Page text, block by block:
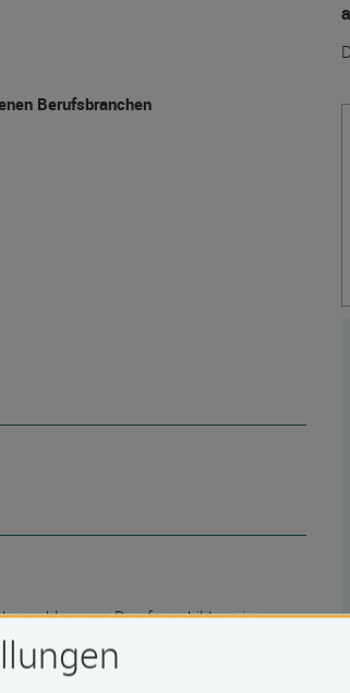
Berufsbranchen
Berufsausbildung im
ihrer individuellen